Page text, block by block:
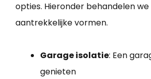
opties. Hieronder behandelen
aantrekkelijke vormen.
Garage isolatie: Een
genieten